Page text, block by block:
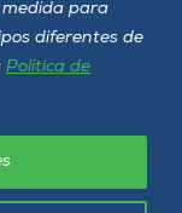
para
diferentes de
Política de